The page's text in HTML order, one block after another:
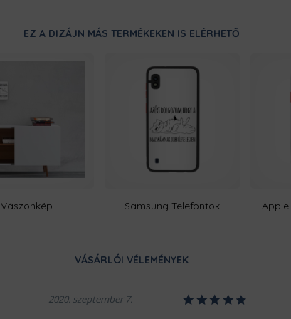
bosszankodnod.
minél gyorsabban elkészüljenek
EZ A DIZÁJN MÁS TERMÉKEKEN IS ELÉRHETŐ
Vászonkép Samsung Telefontok Apple
VÁSÁRLÓI VÉLEMÉNYEK
2020. szeptember 7. 12345